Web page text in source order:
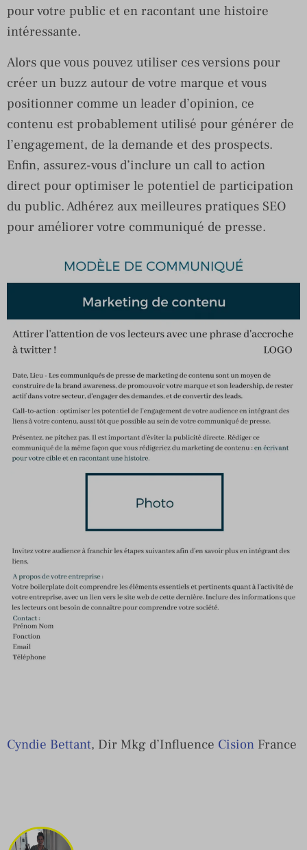
pour votre public et en racontant une histoire
intéressante.
Alors que vous pouvez utiliser ces versions pour
créer un buzz autour de votre marque et vous
positionner comme un leader d’opinion, ce
contenu est probablement utilisé pour générer de
l’engagement, de la demande et des prospects.
Enfin, assurez-vous d’inclure un call to action
direct pour optimiser le potentiel de participation
du public. Adhérez aux meilleures pratiques SEO
pour améliorer votre communiqué de presse.
Cyndie Bettant, Dir Mkg d’Influence Cision France